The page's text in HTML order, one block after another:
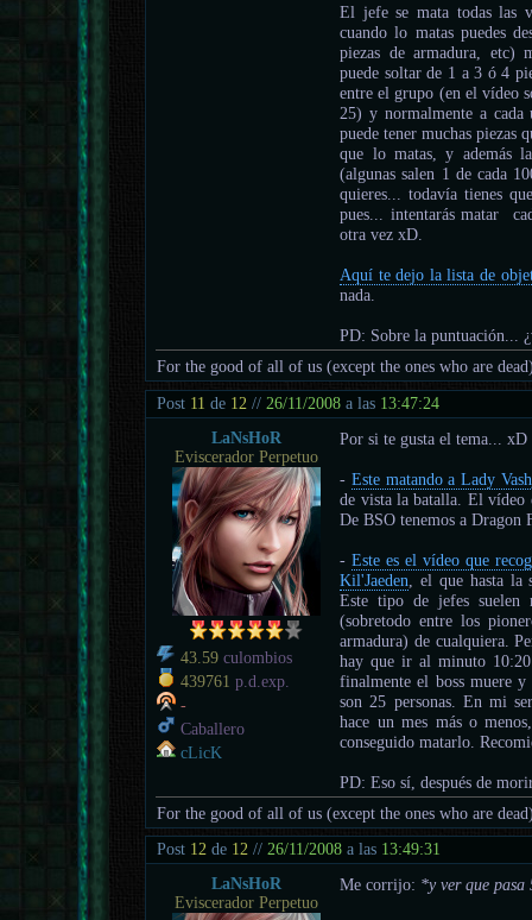
El jefe se mata todas las
cuando lo matas puedes
piezas de armadura, etc)
puede soltar de 1 a 3 ó 4
entre el grupo (en el vídeo
25) y normalmente a cada
puede tener muchas piezas
que lo matas, y además
(algunas salen 1 de cada
quieres... todavía tienes
pues... intentarás matar
otra vez xD.
Aquí te dejo la lista de
nada.
PD: Sobre la puntuación...
For the good of all of us (except the ones who are
Post 11 de 12 // 26/11/2008 a las 13:47:24
LaNsHoR
Eviscerador Perpetuo
43.59 culombios
439761 p.d.exp.
-
Caballero
cLicK
Por si te gusta el tema... xD
- Este matando a Lady
de vista la batalla. El vídeo
De BSO tenemos a Dragon
-Este es el vídeo que
Kil'Jaeden , el que hasta
Este tipo de jefes suelen
(sobretodo entre los
armadura) de cualquiera.
hay que ir al minuto 10:20
finalmente el boss muere
son 25 personas. En mi
hace un mes más o
conseguido matarlo.
PD: Eso sí, después de
For the good of all of us (except the ones who are
Post 12 de 12 //26/11/2008 a las 13:49:31
LaNsHoR
Eviscerador Perpetuo
Me corrijo: *y ver que